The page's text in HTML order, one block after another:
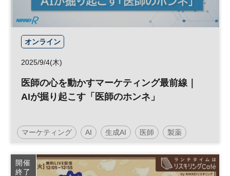
オンライン
2025/9/4(木)
医師の心を動かすマーケティング最前線｜
AIが掘り起こす「医師のホンネ」
マーケティング AI 生成AI 医師 製薬
メディカル 調査 医療 参加無料
ヘルスケア
開催
終了